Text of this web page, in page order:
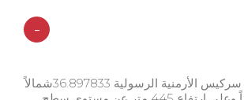
-
تقع كنيسة سورب سركيس الأرمنية الرسولية 36.897833شمالاً